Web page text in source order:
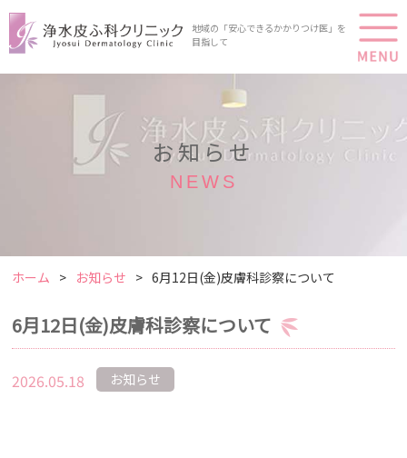
地域の「安心できるかかりつけ医」を
目指して
お知らせ
NEWS
ホーム お知らせ 6月12日(金)皮膚科診察について
6月12日(金)皮膚科診察について
2026.05.18 お知らせ